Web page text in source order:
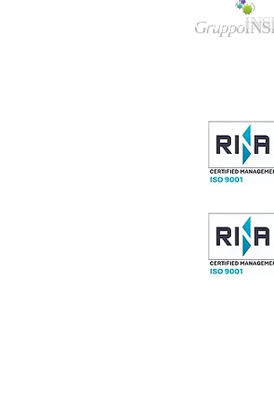
Gruppo